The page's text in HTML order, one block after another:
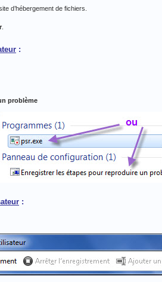
d’hébergement de fichiers.
:
problème
: